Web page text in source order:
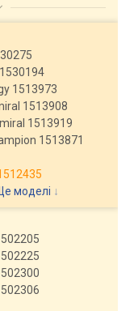
1513973
1513908
1513919
1513871
моделі ↓